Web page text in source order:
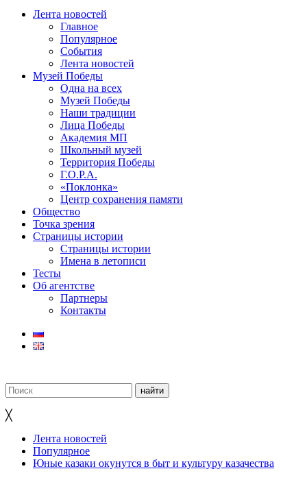
Лента новостей
Главное
Популярное
События
Лента новостей
Музей Победы
Одна на всех
Музей Победы
Наши традиции
Лица Победы
Академия МП
Школьный музей
Территория Победы
Г.О.Р.А.
«Поклонка»
Центр сохранения памяти
Общество
Точка зрения
Страницы истории
Страницы истории
Имена в летописи
Тесты
Об агентстве
Партнеры
Контакты
╳
Лента новостей
Популярное
Юные казаки окунутся в быт и культуру казачества